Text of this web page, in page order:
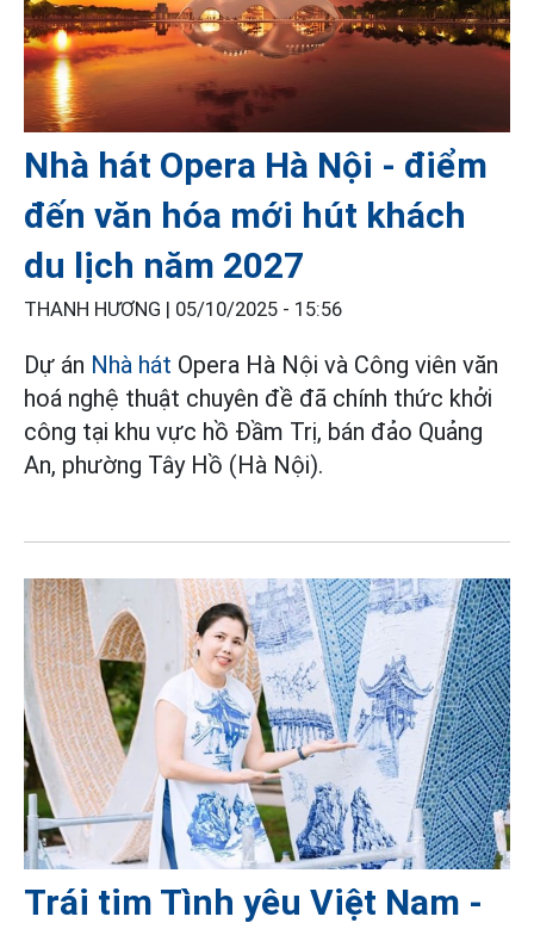
Nhà hát Opera Hà Nội - điểm
đến văn hóa mới hút khách
du lịch năm 2027
THANH HƯƠNG | 05/10/2025 - 15:56
Dự án Nhà hát Opera Hà Nội và Công viên văn
hoá nghệ thuật chuyên đề đã chính thức khởi
công tại khu vực hồ Đầm Trị, bán đảo Quảng
An, phường Tây Hồ (Hà Nội).
Trái tim Tình yêu Việt Nam -